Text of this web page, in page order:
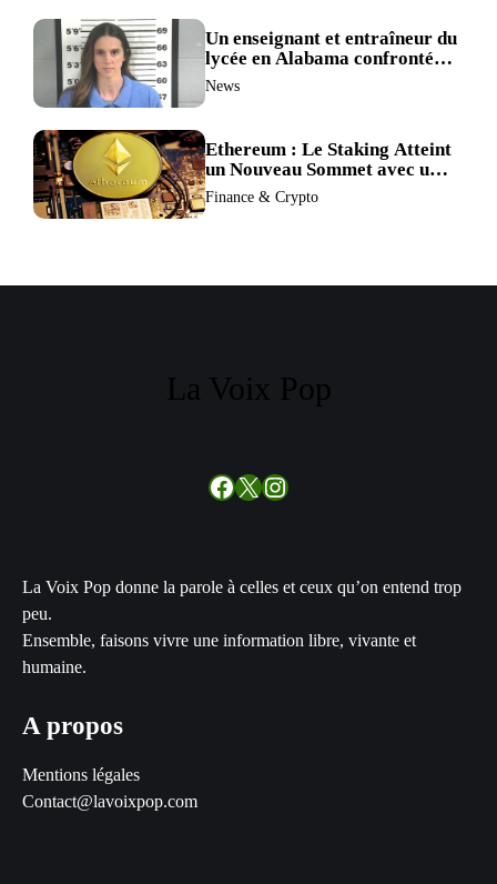
Un enseignant et entraîneur du
lycée en Alabama confronté
au divorce après avoir été
News
Ethereum : Le Staking Atteint
un Nouveau Sommet avec un
Verrouillage Accru des ETH
Finance & Crypto
La Voix Pop
Facebook
X Instagram
La Voix Pop donne la parole à celles et ceux qu’on entend trop
peu.
Ensemble, faisons vivre une information libre, vivante et
humaine.
A propos
Mentions légales
Contact@lavoixpop.com